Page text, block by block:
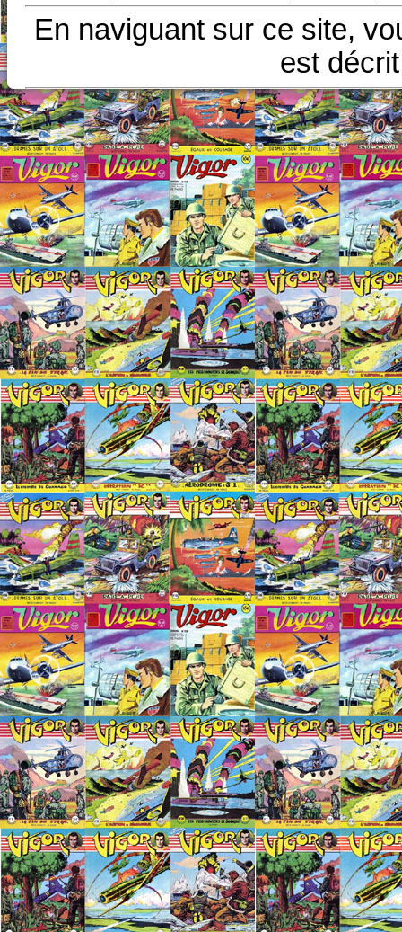
En naviguant sur ce site,
est